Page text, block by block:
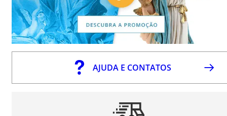
AJUDA E CONTATOS